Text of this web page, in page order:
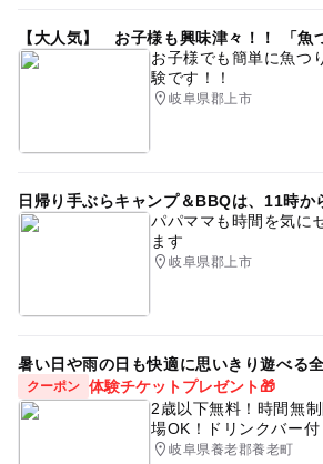
【大人気】 お子様も興味津々！！ 「魚
お子様でも簡単に魚つ
験です！！
岐阜県郡上市
日帰り手ぶらキャンプ＆BBQは、11時か
パパママも時間を気に
ます
岐阜県郡上市
暑い日や雨の日も快適に思いきり遊べる
クーポン 体験チケットプレゼント🎁
2歳以下無料！時間無
場OK！ドリンクバー付
岐阜県養老郡養老町